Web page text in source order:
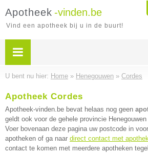
Apotheek -vinden.be
Vind een apotheek bij u in de buurt!
U bent nu hier: Home » Henegouwen » Cordes
Apotheek Cordes
Apotheek-vinden.be bevat helaas nog geen
geldt ook voor de gehele provincie Henegouwen
Voer bovenaan deze pagina uw postcode in
apotheken of ga naar direct contact met
contact te komen met meerdere apotheken